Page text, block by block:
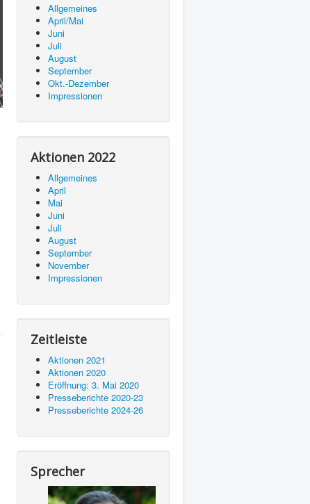
Allgemeines
April/Mai
Juni
Juli
August
September
Okt.-Dezember
Impressionen
Aktionen 2022
Allgemeines
April
Mai
Juni
Juli
August
September
November
Impressionen
Zeitleiste
Aktionen 2021
Aktionen 2020
Eröffnung: 3. Mai 2020
Presseberichte 2020-23
Presseberichte 2024-26
Sprecher